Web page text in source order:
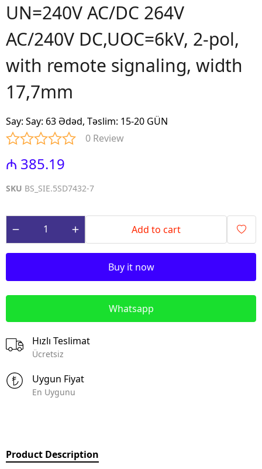
UN=240V AC/DC 264V
AC/240V DC,UOC=6kV, 2-pol,
with remote signaling, width
17,7mm
Say: Say: 63 Ədəd, Təslim: 15-20 GÜN
0 Review
₼ 385.19
SKU BS_SIE.5SD7432-7
Add to cart
Buy it now
Whatsapp
Hızlı Teslimat
Ücretsiz
Uygun Fiyat
En Uygunu
Product Description